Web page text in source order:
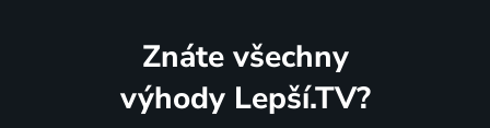
Znáte všechny
výhody Lepší.TV?